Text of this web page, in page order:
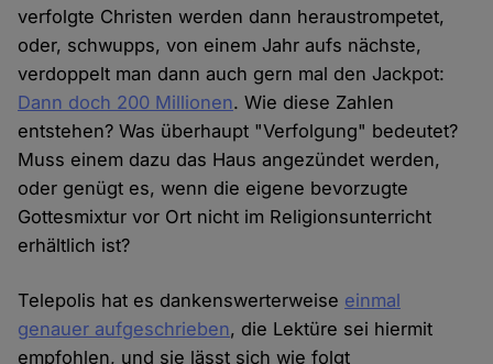
verfolgte Christen werden dann heraustrompetet,
oder, schwupps, von einem Jahr aufs nächste,
verdoppelt man dann auch gern mal den Jackpot:
Dann doch 200 Millionen. Wie diese Zahlen
entstehen? Was überhaupt "Verfolgung" bedeutet?
Muss einem dazu das Haus angezündet werden,
oder genügt es, wenn die eigene bevorzugte
Gottesmixtur vor Ort nicht im Religionsunterricht
erhältlich ist?
Telepolis hat es dankenswerterweise einmal
genauer aufgeschrieben, die Lektüre sei hiermit
empfohlen, und sie lässt sich wie folgt